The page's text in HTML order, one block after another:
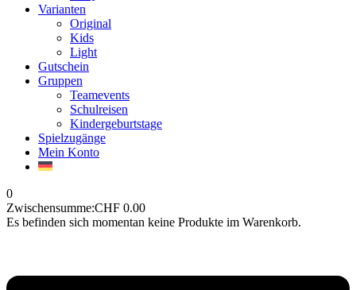
Varianten
Original
Kids
Light
Gutschein
Gruppen
Teamevents
Schulreisen
Kindergeburtstage
Spielzugänge
Mein Konto
0
Zwischensumme:CHF 0.00
Es befinden sich momentan keine Produkte im Warenkorb.